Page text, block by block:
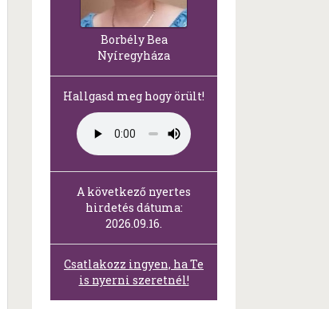
Borbély Bea
Nyíregyháza
Hallgasd meg hogy örült!
A következő nyertes
hirdetés dátuma:
2026.09.16.
Csatlakozz ingyen, ha Te
is nyerni szeretnél!